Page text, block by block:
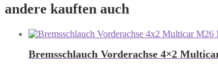
andere kauften auch
Bremsschlauch Vorderachse 4×2